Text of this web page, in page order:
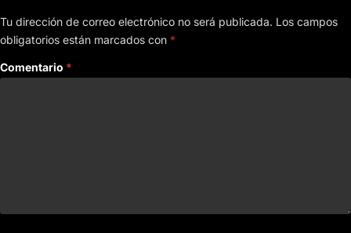
Tu dirección de correo electrónico no será publicada. Los campos
obligatorios están marcados con *
Comentario *